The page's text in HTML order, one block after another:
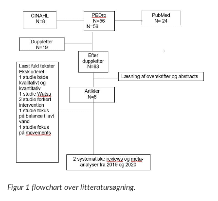
Figur 1 flowchart over litteratursøgning.